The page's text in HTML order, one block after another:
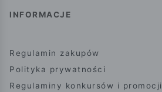
INFORMACJE
Regulamin zakupów
Polityka prywatności
Regulaminy konkursów i promocji